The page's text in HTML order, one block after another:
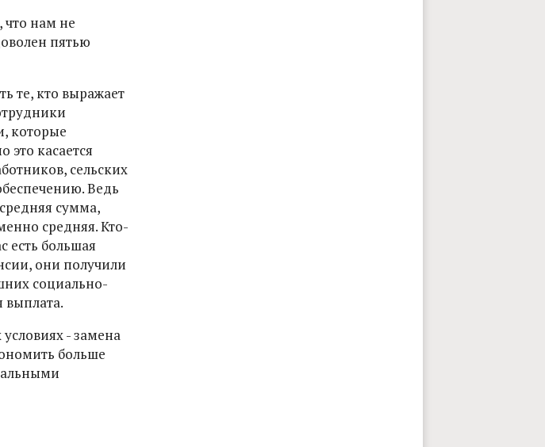
нам не
пятью
те, кто выражает
которые
касается
сельских
Ведь
сумма,
средняя. Кто-
есть большая
они получили
социально-
выплата.
- замена
больше